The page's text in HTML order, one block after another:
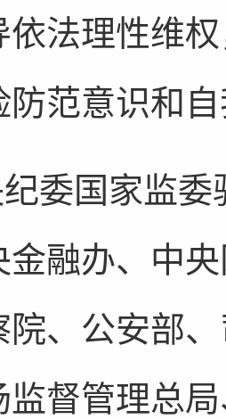
依法理性维
防范意识和
国家监委
金融办、中
院、公安部
监督管理总